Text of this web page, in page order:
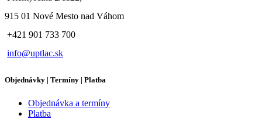
915 01 Nové Mesto nad Váhom
+421 901 733 700
info@uptlac.sk
Objednávky | Termíny | Platba
Objednávka a termíny
Platba